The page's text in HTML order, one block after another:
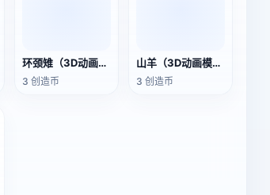
环颈雉（3D动画模型）
3 创造币
山羊（3D动画模型）
3 创造币